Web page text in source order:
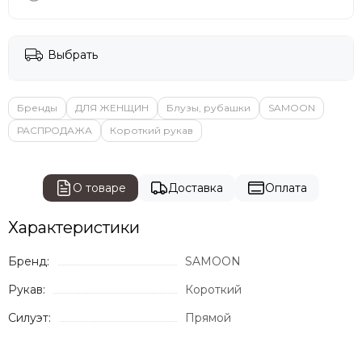
Выбрать
Бренды ДЛЯ ЖЕНЩИН Блузы, рубашки
SAMOON
РАСПРОДАЖА
Короткий рукав
О товаре Доставка Оплата
Характеристики
Бренд:
SAMOON
Рукав:
Короткий
Силуэт:
Прямой